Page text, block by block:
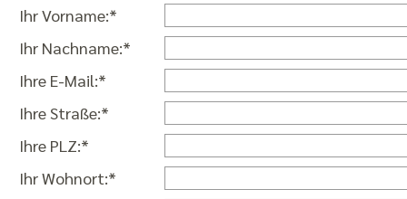
Ihr Vorname:*
Ihr Nachname:*
Ihre E-Mail:*
Ihre Straße:*
Ihre PLZ:*
Ihr Wohnort:*